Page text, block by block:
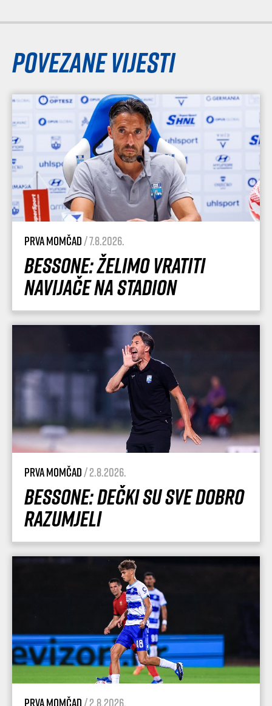
Povezane vijesti
Prva momčad/ 7.8.2026.
Bessone: Želimo vratiti
navijače na stadion
Prva momčad/ 2.8.2026.
Bessone: Dečki su sve dobro
razumjeli